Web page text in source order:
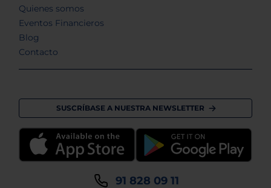
Quienes somos
Eventos Financieros
Blog
Contacto
SUSCRÍBASE A NUESTRA NEWSLETTER
91 828 09 11